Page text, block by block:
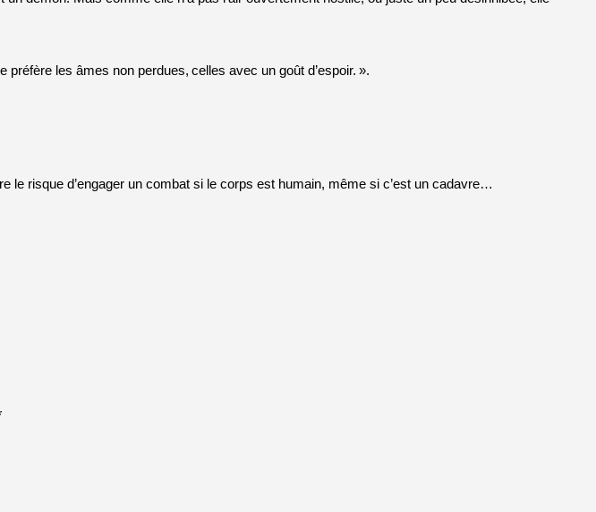
préfère les âmes non perdues, celles avec un goût d’espoir. ».
risque d’engager un combat si le corps est humain, même si c’est un cadavre…